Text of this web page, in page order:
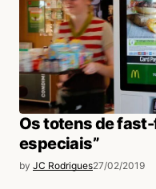
Os totens de
especiais”
by JC Rodrigues27/02/2019